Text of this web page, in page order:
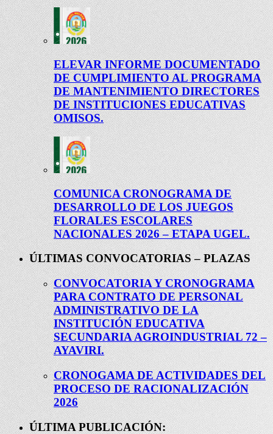
ELEVAR INFORME DOCUMENTADO
DE CUMPLIMIENTO AL PROGRAMA
DE MANTENIMIENTO DIRECTORES
DE INSTITUCIONES EDUCATIVAS
OMISOS.
COMUNICA CRONOGRAMA DE
DESARROLLO DE LOS JUEGOS
FLORALES ESCOLARES
NACIONALES 2026 – ETAPA UGEL.
ÚLTIMAS CONVOCATORIAS – PLAZAS
CONVOCATORIA Y CRONOGRAMA
PARA CONTRATO DE PERSONAL
ADMINISTRATIVO DE LA
INSTITUCIÓN EDUCATIVA
SECUNDARIA AGROINDUSTRIAL 72 –
AYAVIRI.
CRONOGAMA DE ACTIVIDADES DEL
PROCESO DE RACIONALIZACIÓN
2026
ÚLTIMA PUBLICACIÓN: